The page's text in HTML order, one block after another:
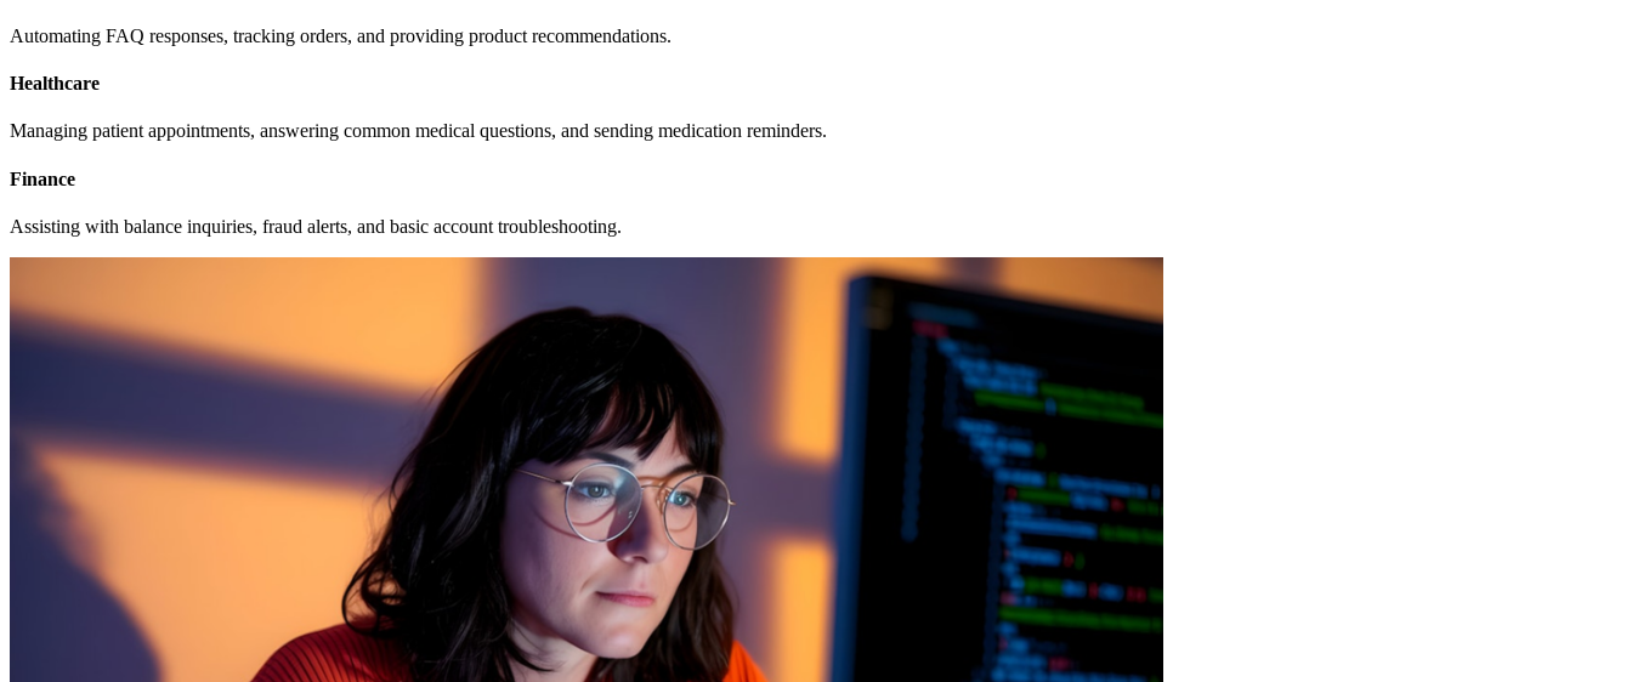
Automating FAQ responses, tracking orders, and providing product recommendations.
Healthcare
Managing patient appointments, answering common medical questions, and sending medication reminders.
Finance
Assisting with balance inquiries, fraud alerts, and basic account troubleshooting.